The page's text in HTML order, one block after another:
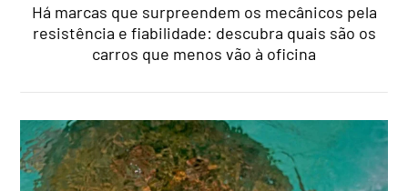
Há marcas que surpreendem os mecânicos pela
resistência e fiabilidade: descubra quais são os
carros que menos vão à oficina